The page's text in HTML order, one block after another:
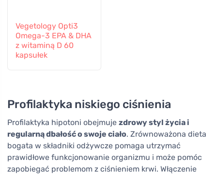
Vegetology Opti3
Omega-3 EPA & DHA
z witaminą D 60
kapsułek
Profilaktyka niskiego ciśnienia
Profilaktyka hipotoni obejmuje zdrowy styl życia i
regularną dbałość o swoje ciało. Zrównoważona dieta
bogata w składniki odżywcze pomaga utrzymać
prawidłowe funkcjonowanie organizmu i może pomóc
zapobiegać problemom z ciśnieniem krwi. Włączenie